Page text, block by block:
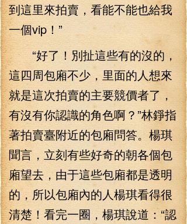
到這里來拍賣，看能不能也給我
一個vip！”
“好了！別扯這些有的沒的，
這四周包廂不少，里面的人想來
就是這次拍賣的主要競價者了，
有沒有你認識的角色啊？”林錚指
著拍賣臺附近的包廂問答。楊琪
聞言，立刻有些好奇的朝各個包
廂望去，由于這些包廂都是透明
的，所以包廂內的人楊琪看得很
清楚！看完一圈，楊琪說道：“認